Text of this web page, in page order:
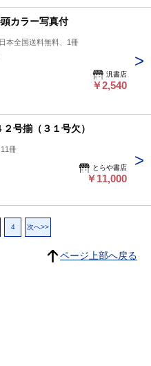
頭カラー写真付
本全国送料無料、1冊
汎書店
￥2,540
号揃（３１号欠）
冊
とらや書店
￥11,000
4 次へ>>
ページ上部へ戻る